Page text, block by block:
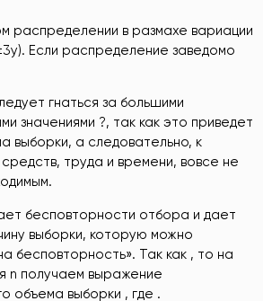
распределении в размахе вариации
Если распределение заведомо
гнаться за большими
значениями ?, так как это приведет
выборки, а следовательно, к
труда и времени, вовсе не
бесповторности отбора и дает
выборки, которую можно
бесповторность». Так как , то на
n получаем выражение
объема выборки , где .